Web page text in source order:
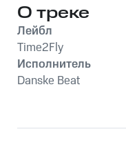
О треке
Лейбл
Time2Fly
Исполнитель
Danske Beat